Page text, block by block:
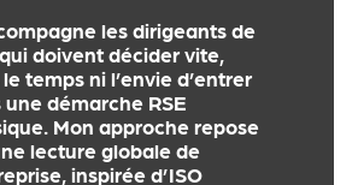
les dirigeants de
doivent décider vite,
temps ni l’envie d’entrer
une démarche RSE
Mon approche repose
lecture globale de
inspirée d’ISO